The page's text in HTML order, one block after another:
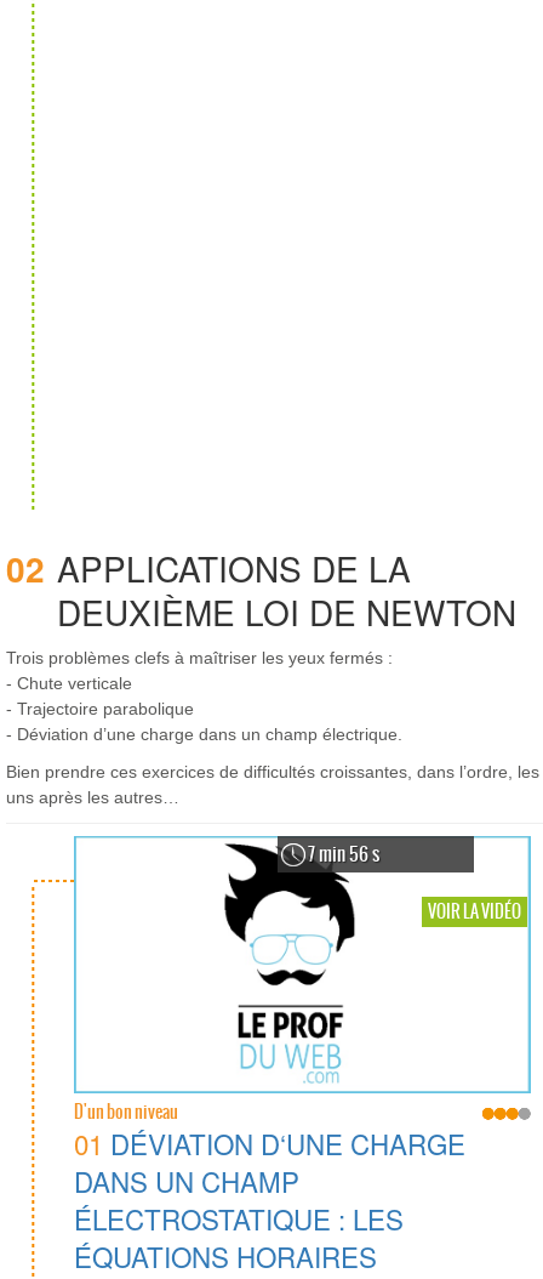
02 APPLICATIONS DE LA
DEUXIÈME LOI DE NEWTON
Trois problèmes clefs à maîtriser les yeux fermés :
- Chute verticale
- Trajectoire parabolique
- Déviation d’une charge dans un champ électrique.
Bien prendre ces exercices de difficultés croissantes, dans l’ordre, les
uns après les autres…
7 min 56 s
VOIR LA VIDÉO
D'un bon niveau
01 DÉVIATION D‘UNE CHARGE
DANS UN CHAMP
ÉLECTROSTATIQUE : LES
ÉQUATIONS HORAIRES